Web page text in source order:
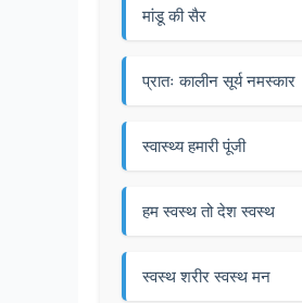
मांडू की सैर
प्रातः कालीन सूर्य नमस्कार
स्वास्थ्य हमारी पूंजी
हम स्वस्थ तो देश स्वस्थ
स्वस्थ शरीर स्वस्थ मन